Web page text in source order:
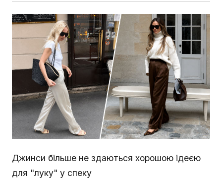
Джинси більше не здаються хорошою ідеєю
для "луку" у спеку